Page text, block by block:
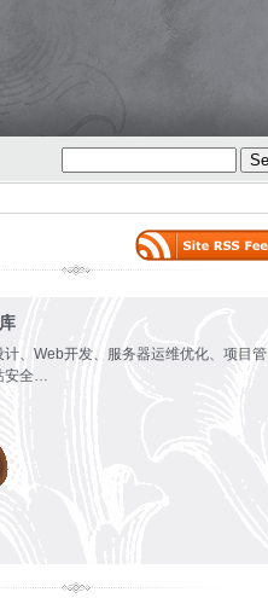
、Web开发、服务器运维优化、项目管
安全…